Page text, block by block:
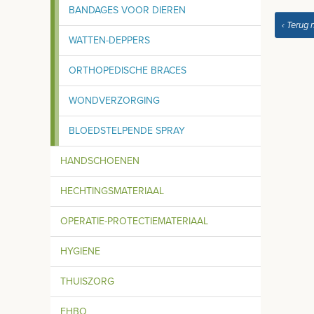
BANDAGES VOOR DIEREN
WATTEN-DEPPERS
ORTHOPEDISCHE BRACES
WONDVERZORGING
BLOEDSTELPENDE SPRAY
HANDSCHOENEN
HECHTINGSMATERIAAL
OPERATIE-PROTECTIEMATERIAAL
HYGIENE
THUISZORG
EHBO
‹ Terug